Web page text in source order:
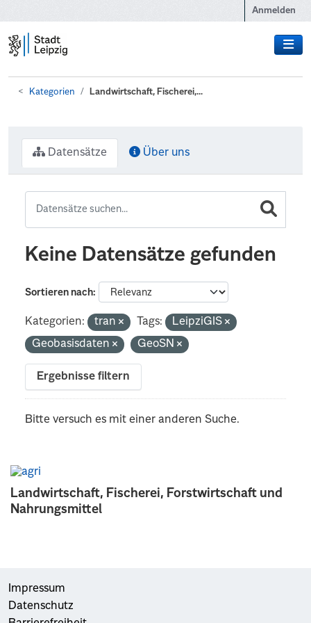
Anmelden
Kategorien Landwirtschaft, Fischerei,...
Landwirtschaft, Fischerei, Forstwirtschaft und
Nahrungsmittel
Datensätze Über uns
Keine Datensätze gefunden
Sortieren nach
Kategorien: tran Tags:
LeipziGIS
Geobasisdaten
GeoSN
Ergebnisse filtern
Bitte versuch es mit einer anderen Suche.
Impressum
Datenschutz